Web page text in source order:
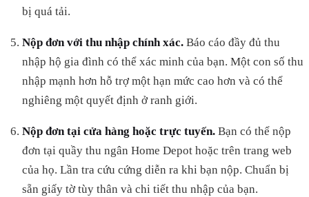
bị quá tải.
Nộp đơn với thu nhập chính xác. Báo cáo đầy đủ thu
nhập hộ gia đình có thể xác minh của bạn. Một con số thu
nhập mạnh hơn hỗ trợ một hạn mức cao hơn và có thể
nghiêng một quyết định ở ranh giới.
Nộp đơn tại cửa hàng hoặc trực tuyến. Bạn có thể nộp
đơn tại quầy thu ngân Home Depot hoặc trên trang web
của họ. Lần tra cứu cứng diễn ra khi bạn nộp. Chuẩn bị
sẵn giấy tờ tùy thân và chi tiết thu nhập của bạn.